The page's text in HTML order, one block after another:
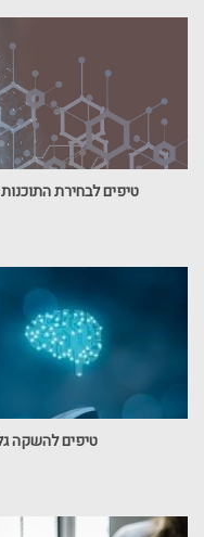
טיפים לבחירת
טיפים להשקה